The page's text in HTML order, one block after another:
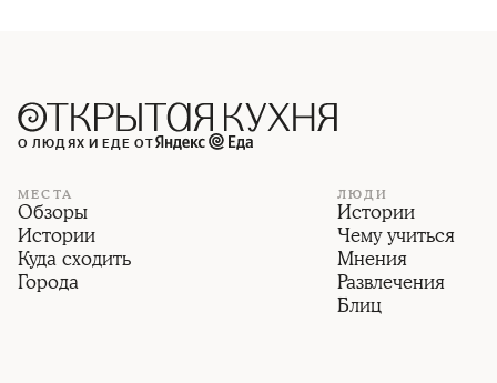
О ЛЮДЯХ И ЕДЕ ОТ
МЕСТА
Обзоры
Истории
Куда сходить
Города
ЛЮДИ
Истории
Чему учиться
Мнения
Развлечения
Блиц